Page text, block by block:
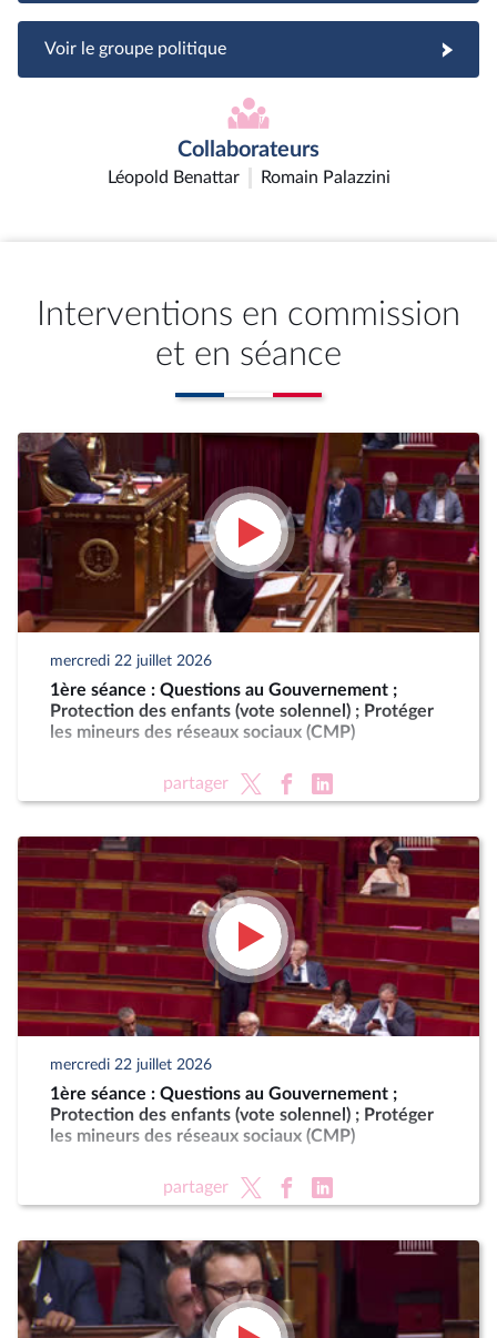
Voir le groupe politique
Collaborateurs
Léopold Benattar Romain Palazzini
Interventions en commission
et en séance
mercredi 22 juillet 2026
1ère séance : Questions au Gouvernement ;
Protection des enfants (vote solennel) ; Protéger
les mineurs des réseaux sociaux (CMP)
partager
mercredi 22 juillet 2026
1ère séance : Questions au Gouvernement ;
Protection des enfants (vote solennel) ; Protéger
les mineurs des réseaux sociaux (CMP)
partager